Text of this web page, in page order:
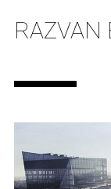
RAZVAN